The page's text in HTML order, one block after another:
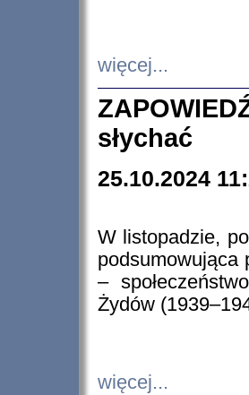
więcej...
słychać
25.10.2024
W listopadzie,
podsumowująca
–
Żydów
więcej...